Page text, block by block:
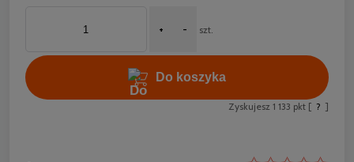
+ - szt.
Do koszyka
Zyskujesz 1 133 pkt [ ? ]